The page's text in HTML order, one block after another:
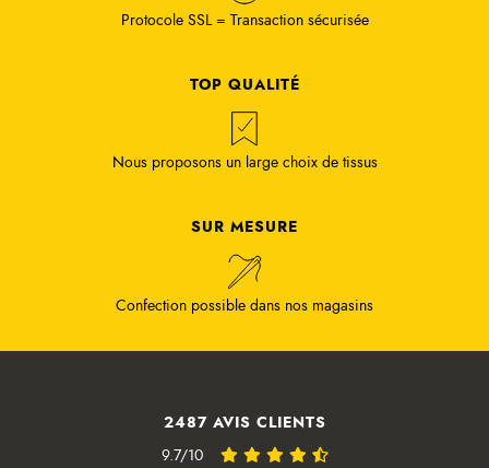
Protocole SSL = Transaction sécurisée
TOP QUALITÉ
Nous proposons un large choix de tissus
SUR MESURE
Confection possible dans nos magasins
2487 AVIS CLIENTS
9.7/10